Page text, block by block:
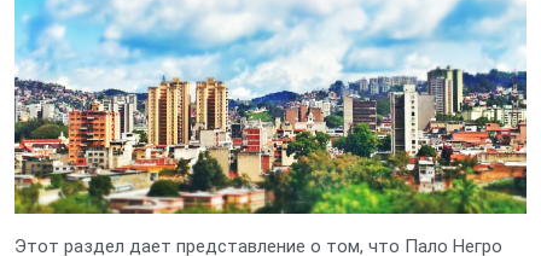
Этот раздел дает представление о том, что Пало Негро